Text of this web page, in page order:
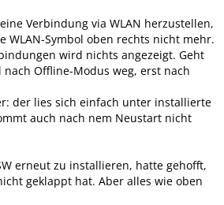
Verbindung via WLAN herzustellen,
WLAN-Symbol oben rechts nicht mehr.
wird nichts angezeigt. Geht
Offline-Modus weg, erst nach
der lies sich einfach unter installierte
auch nach nem Neustart nicht
erneut zu installieren, hatte gehofft,
geklappt hat. Aber alles wie oben